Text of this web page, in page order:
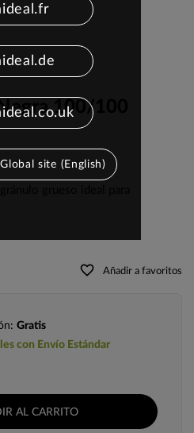
100/100
grueso ideal para
favorite_border Añadir a favoritos
Gratis
con Envío Estándar
AL CARRITO
site (English)